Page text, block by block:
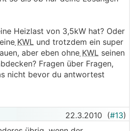
Heizlast von 3,5kW hat? Oder
KWL und trotzdem ein super
aber eben ohne KWL seinen
Fragen über Fragen,
nicht bevor du antwortest
22.3.2010 (#13)